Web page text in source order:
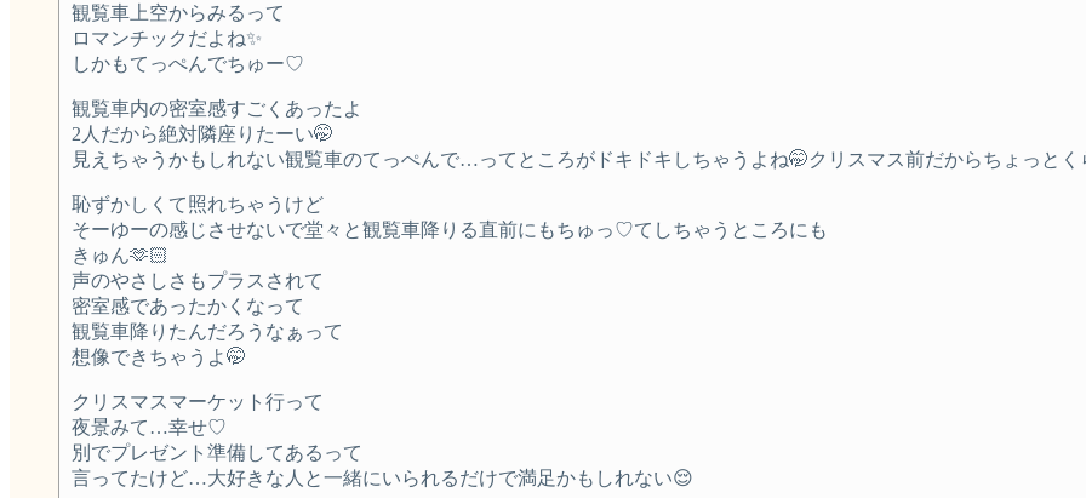
観覧車上空からみるって
ロマンチックだよね✨
しかもてっぺんでちゅー♡
観覧車内の密室感すごくあったよ
2人だから絶対隣座りたーい🤭
見えちゃうかもしれない観覧車のてっぺんで…ってところがドキドキしちゃうよね🤭クリスマス前だからちょっと
恥ずかしくて照れちゃうけど
そーゆーの感じさせないで堂々と観覧車降りる直前にもちゅっ♡てしちゃうところにも
きゅん🫶🏻
声のやさしさもプラスされて
密室感であったかくなって
観覧車降りたんだろうなぁって
想像できちゃうよ🤭
クリスマスマーケット行って
夜景みて…幸せ♡
別でプレゼント準備してあるって
言ってたけど…大好きな人と一緒にいられるだけで満足かもしれない😌